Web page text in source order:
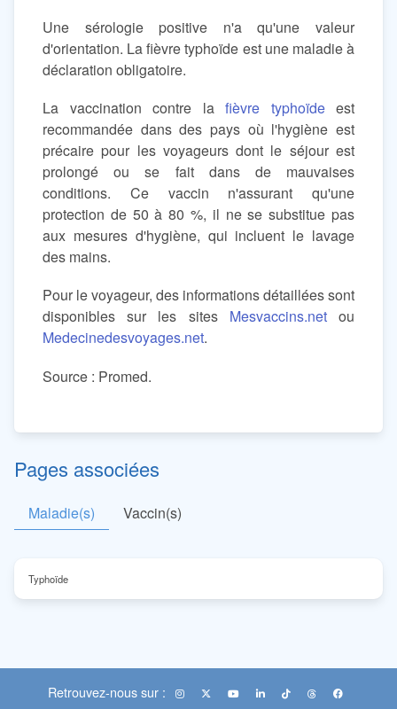
Une sérologie positive n'a qu'une valeur
d'orientation. La fièvre typhoïde est une maladie à
déclaration obligatoire.
La vaccination contre la fièvre typhoïdeest
recommandée dans des pays où l'hygiène est
précaire pour les voyageurs dont le séjour est
prolongé ou se fait dans de mauvaises
conditions. Ce vaccin n'assurant qu'une
protection de 50 à 80 %, il ne se substitue pas
aux mesures d'hygiène, qui incluent le lavage
des mains.
Pour le voyageur, des informations détaillées sont
disponibles sur les sites Mesvaccins.netou
Medecinedesvoyages.net.
Source : Promed.
Pages associées
Maladie(s) Vaccin(s)
Typhoïde
Retrouvez-nous sur :